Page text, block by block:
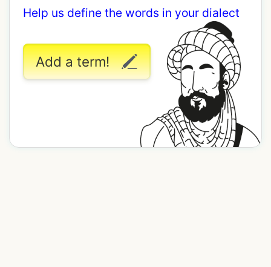
Help us define the words in your dialect
Add a term!